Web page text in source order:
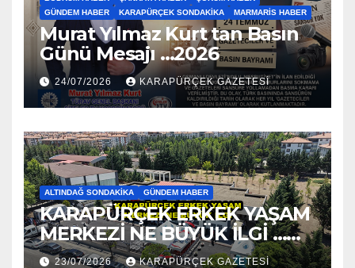
GÜNDEM HABER
KARAPÜRÇEK SONDAKIKA MARMARIS HABER
Murat Yılmaz Kurt tan Basın
Günü Mesajı …2026
24/07/2026 KARAPÜRÇEK GAZETESİ
ALTINDAĞ SONDAKIKA GÜNDEM HABER
KARAPÜRÇEK ERKEK YAŞAM
MERKEZİ NE BÜYÜK İLGİ …
2026
23/07/2026 KARAPÜRÇEK GAZETESİ